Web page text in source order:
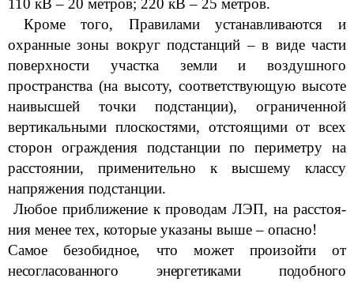
110 кВ – 20 метров; 220 кВ – 25 метров.
Кроме того, Правилами устанавливаются и
охранные зоны вокруг подстанций – в виде части
поверхности участка земли и воздушного
пространства (на высоту, соответствующую высоте
наивысшей точки подстанции), ограниченной
вертикальными плос­костями, отстоящими от всех
сторон ограждения подстанции по периметру на
расстоянии, применительно к высшему классу
напряжения подстанции.
Любое приближение к проводам ЛЭП, на расстоя­
ния менее тех, которые указаны выше – опасно!
Самое безобидное, что может произойти от
несогласованного энергетиками подобного